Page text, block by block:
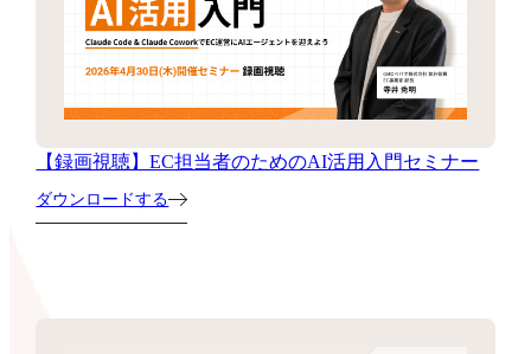
【録画視聴】EC担当者のためのAI活用入門セミナー
ダウンロードする